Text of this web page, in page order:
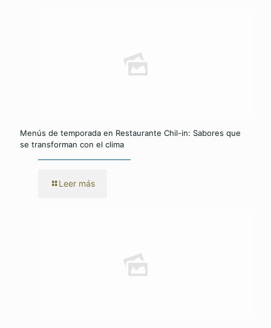
Menús de temporada en Restaurante Chil-in: Sabores que
se transforman con el clima
Leer más